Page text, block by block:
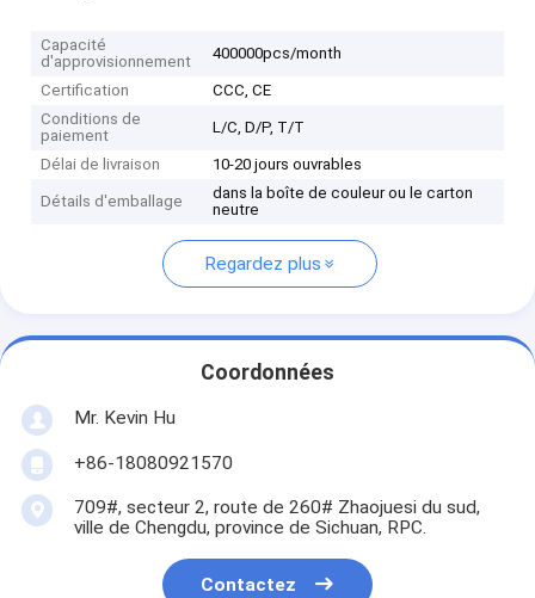
Capacité
d'approvisionnement
400000pcs/month
Certification
CCC, CE
Conditions de
paiement
L/C, D/P, T/T
Délai de livraison 10-20 jours ouvrables
Détails d'emballage
dans la boîte de couleur ou le carton
neutre
Regardez plus
Coordonnées
Mr. Kevin Hu
+86-18080921570
709#, secteur 2, route de 260# Zhaojuesi du sud,
ville de Chengdu, province de Sichuan, RPC.
Contactez